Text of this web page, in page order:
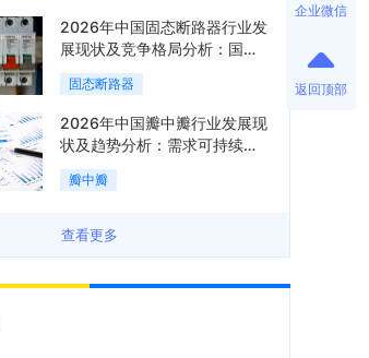
2026年中国固态断路器行业发
展现状及竞争格局分析：国际
巨头领跑技术，国内企业加速
追赶「图」
固态断路器
2026年中国瓣中瓣行业发展现
状及趋势分析：需求可持续释
放，市场发展前景良好「图」
瓣中瓣
查看更多
企业微信
返回顶部